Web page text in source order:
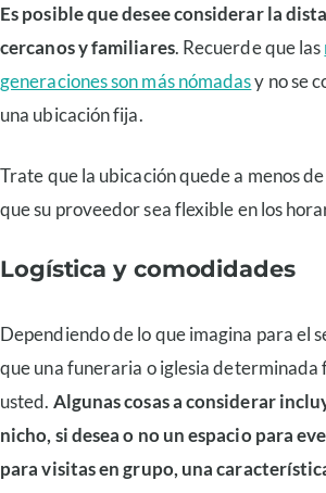
Es posible que desee considerar la
cercanos y familiares. Recuerde que las
generaciones son más nómadasy no se
una ubicación fija.
Trate que la ubicación quede a menos
que su proveedor sea flexible en los
Logística y comodidades
Dependiendo de lo que imagina para el
que una funeraria o iglesia determinada
usted. Algunas cosas a considerar
nicho, si desea o no un espacio para
para visitas en grupo, una